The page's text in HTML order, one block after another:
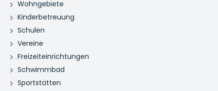
Wohngebiete
Kinderbetreuung
Schulen
Vereine
Freizeiteinrichtungen
Schwimmbad
Sportstätten